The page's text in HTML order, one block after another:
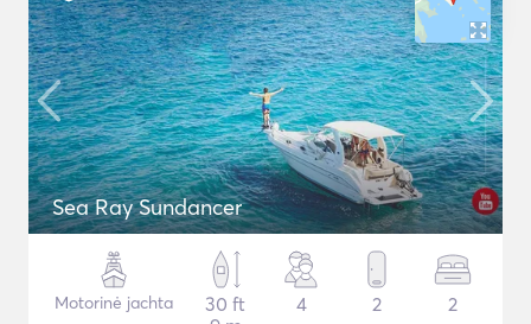
Sea Ray Sundancer
Motorinė jachta
30 ft
4 2 2